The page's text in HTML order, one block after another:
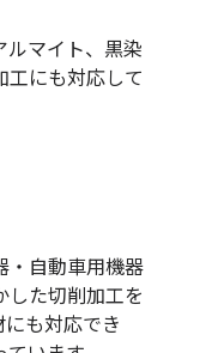
ルマイト、黒染
工にも対応して
・自動車用機器
した切削加工を
も対応でき